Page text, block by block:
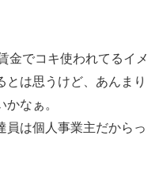
金でコキ使われてるイメ
とは思うけど、あんまり
なぁ。
員は個人事業主だからっ